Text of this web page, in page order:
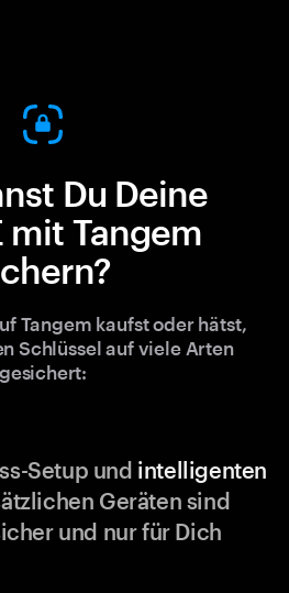
Du Deine
mit Tangem
Tangem kaufst oder hätst,
Schlüssel auf viele Arten
gesichert:
Setup und intelligenten
Geräten sind
und nur für Dich